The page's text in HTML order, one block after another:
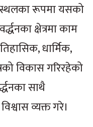
रूपमा यसको
क्षेत्रमा काम
धार्मिक,
विकास गरिरहेको
साथै
व्यक्त गरे।